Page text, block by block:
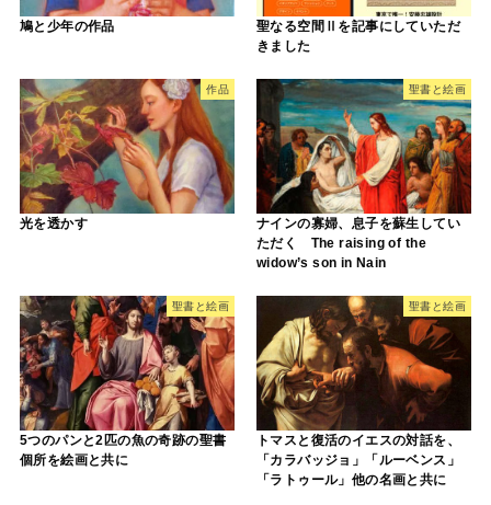
鳩と少年の作品
聖なる空間Ⅱを記事にしていただ
きました
作品
光を透かす
聖書と絵画
ナインの寡婦、息子を蘇生してい
ただく The raising of the
widow’s son in Nain
聖書と絵画
5つのパンと2匹の魚の奇跡の聖書
個所を絵画と共に
聖書と絵画
トマスと復活のイエスの対話を、
「カラバッジョ」「ルーベンス」
「ラトゥール」他の名画と共に